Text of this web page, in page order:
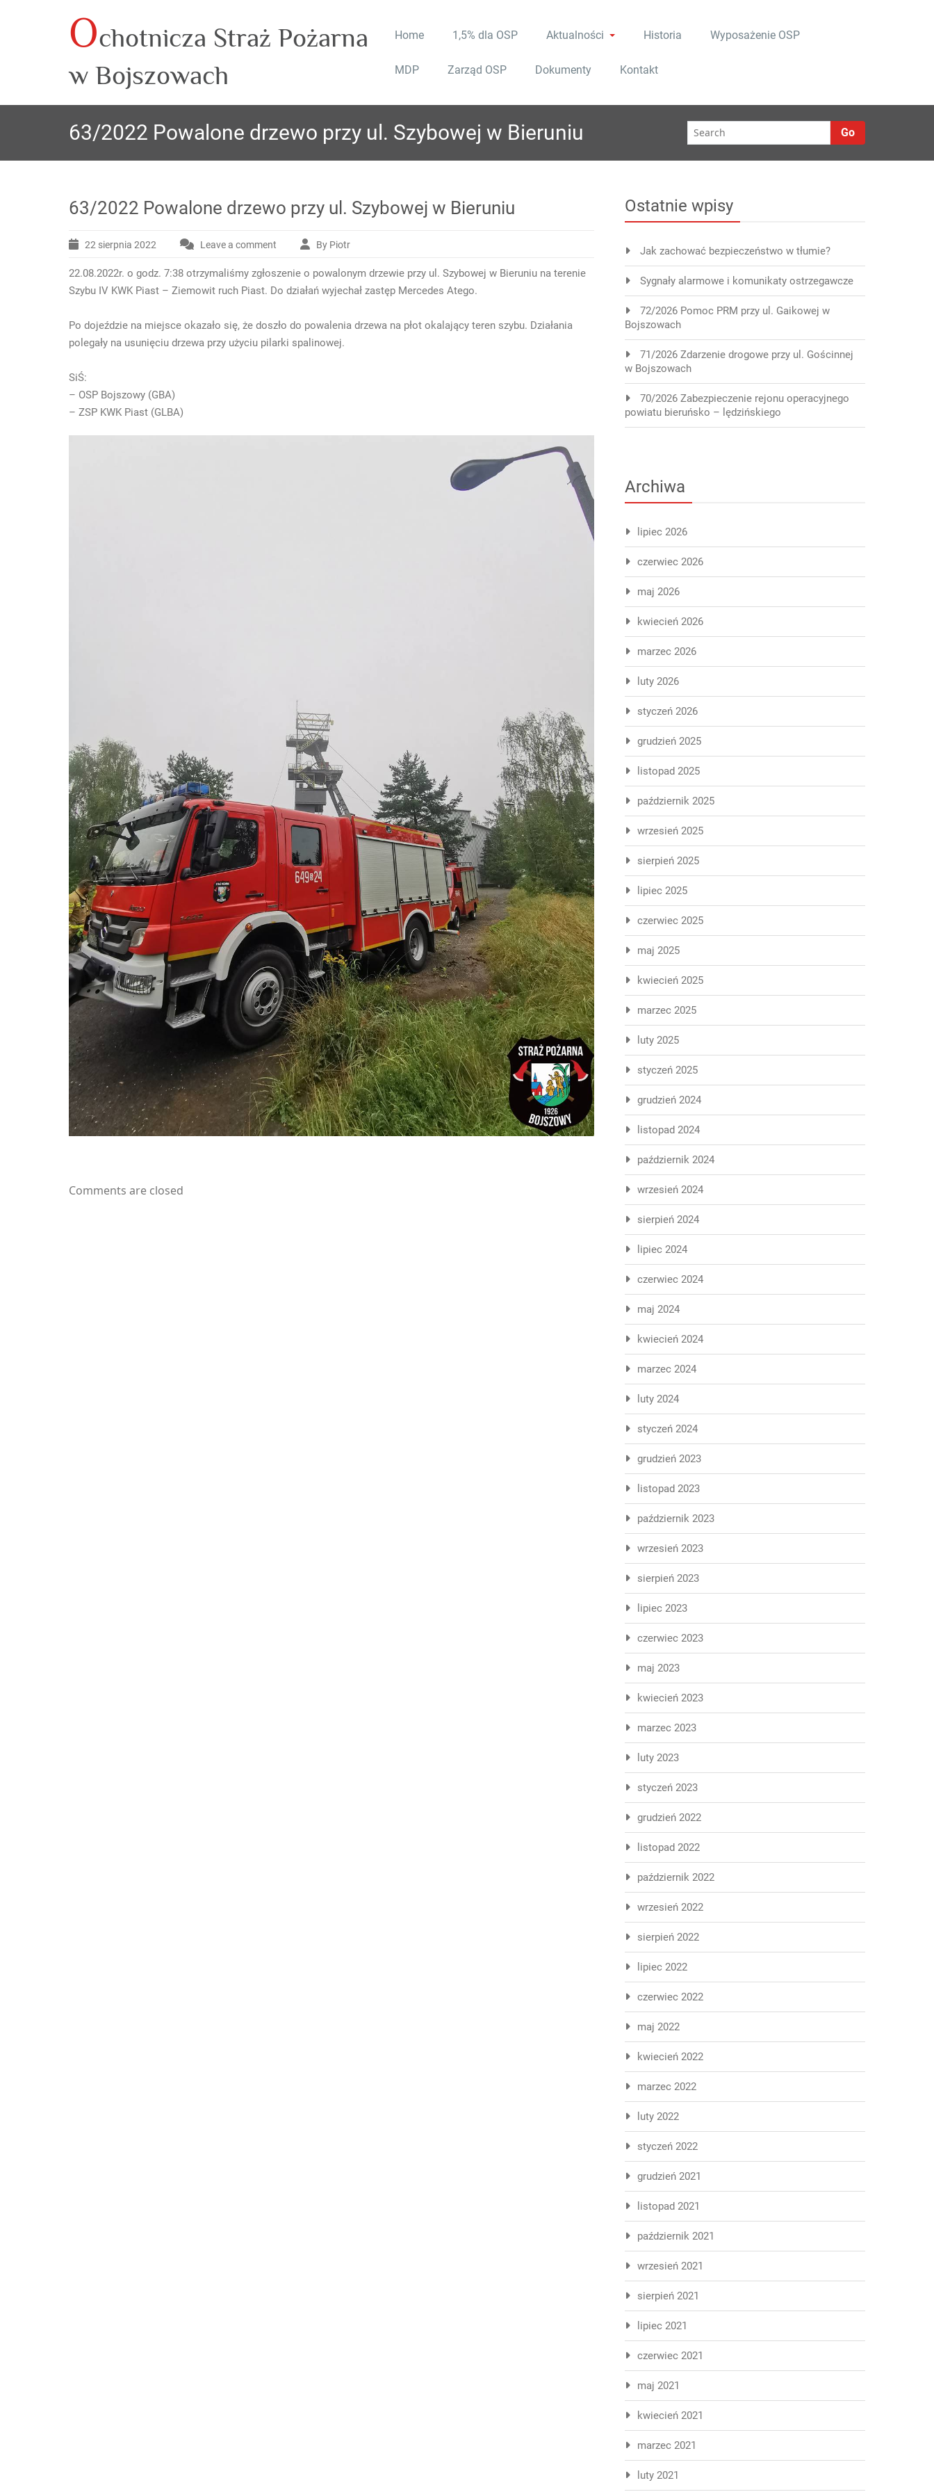
Ochotnicza Straż Pożarna
w Bojszowach
Home 1,5% dla OSP Aktualności Historia Wyposażenie OSP
MDP Zarząd OSP Dokumenty Kontakt
63/2022 Powalone drzewo przy ul. Szybowej w Bieruniu Go
63/2022 Powalone drzewo przy ul. Szybowej w Bieruniu
22 sierpnia 2022 Leave a comment By Piotr
22.08.2022r. o godz. 7:38 otrzymaliśmy zgłoszenie o powalonym drzewie przy ul. Szybowej w Bieruniu na terenie
Szybu IV KWK Piast – Ziemowit ruch Piast. Do działań wyjechał zastęp Mercedes Atego.
Po dojeździe na miejsce okazało się, że doszło do powalenia drzewa na płot okalający teren szybu. Działania
polegały na usunięciu drzewa przy użyciu pilarki spalinowej.
SiŚ:
– OSP Bojszowy (GBA)
– ZSP KWK Piast (GLBA)
Comments are closed
Ostatnie wpisy
Jak zachować bezpieczeństwo w tłumie?
Sygnały alarmowe i komunikaty ostrzegawcze
72/2026 Pomoc PRM przy ul. Gaikowej w
Bojszowach
71/2026 Zdarzenie drogowe przy ul. Gościnnej
w Bojszowach
70/2026 Zabezpieczenie rejonu operacyjnego
powiatu bieruńsko – lędzińskiego
Archiwa
lipiec 2026
czerwiec 2026
maj 2026
kwiecień 2026
marzec 2026
luty 2026
styczeń 2026
grudzień 2025
listopad 2025
październik 2025
wrzesień 2025
sierpień 2025
lipiec 2025
czerwiec 2025
maj 2025
kwiecień 2025
marzec 2025
luty 2025
styczeń 2025
grudzień 2024
listopad 2024
październik 2024
wrzesień 2024
sierpień 2024
lipiec 2024
czerwiec 2024
maj 2024
kwiecień 2024
marzec 2024
luty 2024
styczeń 2024
grudzień 2023
listopad 2023
październik 2023
wrzesień 2023
sierpień 2023
lipiec 2023
czerwiec 2023
maj 2023
kwiecień 2023
marzec 2023
luty 2023
styczeń 2023
grudzień 2022
listopad 2022
październik 2022
wrzesień 2022
sierpień 2022
lipiec 2022
czerwiec 2022
maj 2022
kwiecień 2022
marzec 2022
luty 2022
styczeń 2022
grudzień 2021
listopad 2021
październik 2021
wrzesień 2021
sierpień 2021
lipiec 2021
czerwiec 2021
maj 2021
kwiecień 2021
marzec 2021
luty 2021